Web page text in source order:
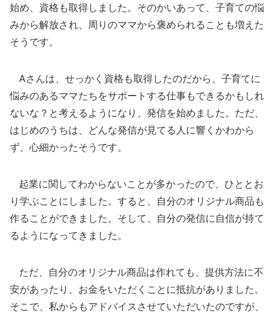
始め、資格も取得しました。そのかいあって、子育ての悩
みから解放され、周りのママから褒められることも増えた
そうです。
Aさんは、せっかく資格も取得したのだから、子育てに
悩みのあるママたちをサポートする仕事もできるかもしれ
ないな？と考えるようになり、発信を始めました。ただ、
はじめのうちは、どんな発信が見てる人に響くかわから
ず、心細かったそうです。
起業に関してわからないことが多かったので、ひととお
り学ぶことにしました。すると、自分のオリジナル商品も
作ることができました。そして、自分の発信に自信が持て
るようになってきました。
ただ、自分のオリジナル商品は作れても、提供方法に不
安があったり、お金をいただくことに抵抗がありました。
そこで、私からもアドバイスさせていただいたのですが、